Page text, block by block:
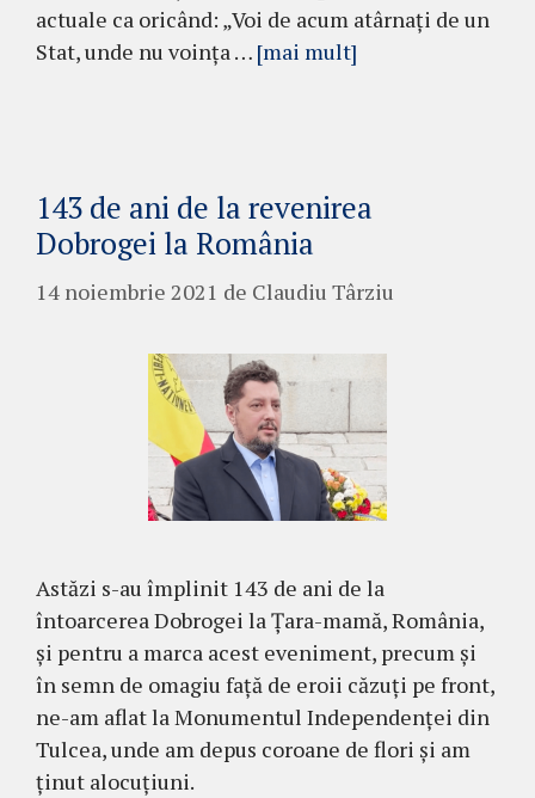
actuale ca oricând: „Voi de acum atârnaţi de un
Stat, unde nu voinţa … [mai mult]
143 de ani de la revenirea
Dobrogei la România
14 noiembrie 2021 de Claudiu Târziu
Astăzi s-au împlinit 143 de ani de la
întoarcerea Dobrogei la Țara-mamă, România,
și pentru a marca acest eveniment, precum și
în semn de omagiu față de eroii căzuți pe front,
ne-am aflat la Monumentul Independenței din
Tulcea, unde am depus coroane de flori și am
ținut alocuțiuni.